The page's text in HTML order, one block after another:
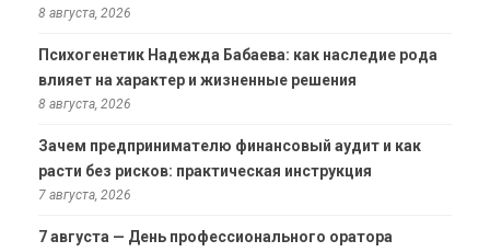
8 августа, 2026
Психогенетик Надежда Бабаева: как наследие рода
влияет на характер и жизненные решения
8 августа, 2026
Зачем предпринимателю финансовый аудит и как
расти без рисков: практическая инструкция
7 августа, 2026
7 августа — День профессионального оратора